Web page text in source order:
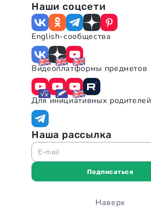
Наши соцсети
English-сообщества
Видеоплатформы предметов
Для инициативных родителей
Наша рассылка
E-mail
Подписаться
Наверх